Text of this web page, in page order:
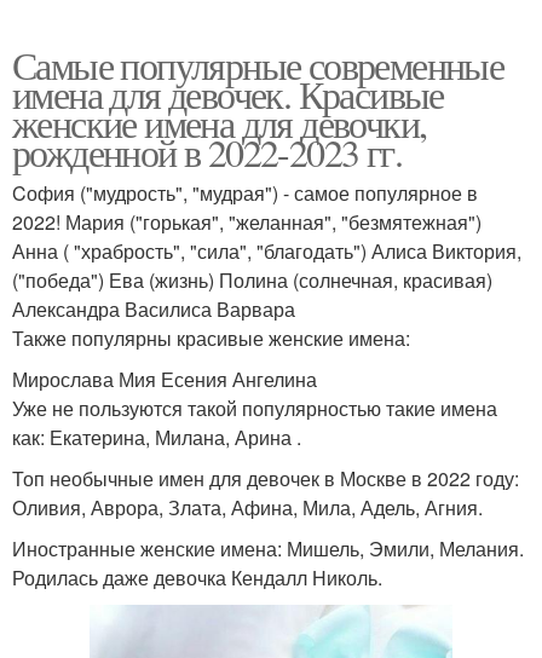
Самые популярные современные
имена для девочек. Красивые
женские имена для девочки,
рожденной в 2022-2023 гг.
Cофия ("мудрость", "мудрая") - самое популярное в
2022! Мария ("горькая", "желанная", "безмятежная")
Анна ( "храбрость", "сила", "благодать") Алиса Виктория,
("победа") Ева (жизнь) Полина (солнечная, красивая)
Александра Василиса Варвара
Также популярны красивые женские имена:
Мирослава Мия Есения Ангелина
Уже не пользуются такой популярностью такие имена
как: Екатерина, Милана, Арина .
Топ необычные имен для девочек в Москве в 2022 году:
Оливия, Аврора, Злата, Афина, Мила, Адель, Агния.
Иностранные женские имена: Мишель, Эмили, Мелания.
Родилась даже девочка Кендалл Николь.